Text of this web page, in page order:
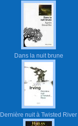
Dans la nuit brune
Dernière nuit à Twisted River